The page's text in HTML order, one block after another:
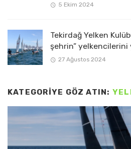
5 Ekim 2024
Tekirdağ Yelken
şehrin”
27 Ağustos 2024
KATEGORIYE GÖZ ATIN: